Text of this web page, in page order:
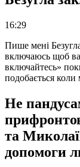
16:29
Пише мені
включаюсь щоб
включайтесь»
подобається
Не
та
допомоги